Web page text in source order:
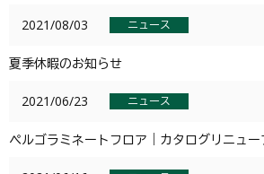
2021/08/03 ニュース
夏季休暇のお知らせ
2021/06/23 ニュース
ペルゴラミネートフロア｜カタログリニュ